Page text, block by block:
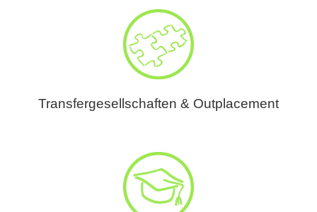
Transfergesellschaften & Outplacement